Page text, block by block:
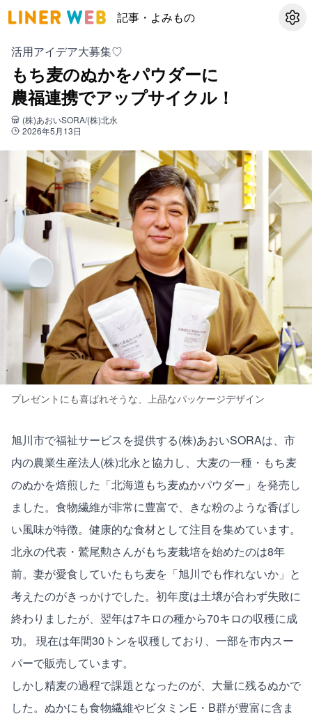
記事・よみもの 設定
活用アイデア大募集♡
もち麦のぬかをパウダーに
農福連携でアップサイクル！
(株)あおいSORA/(株)北永
2026年5月13日
プレゼントにも喜ばれそうな、上品なパッケージデザイン
旭川市で福祉サービスを提供する(株)あおいSORAは、市
内の農業生産法人(株)北永と協力し、大麦の一種・もち麦
のぬかを焙煎した「北海道もち麦ぬかパウダー」を発売し
ました。食物繊維が非常に豊富で、きな粉のような香ばし
い風味が特徴。健康的な食材として注目を集めています。
北永の代表・鷲尾勲さんがもち麦栽培を始めたのは8年
前。妻が愛食していたもち麦を「旭川でも作れないか」と
考えたのがきっかけでした。初年度は土壌が合わず失敗に
終わりましたが、翌年は7キロの種から70キロの収穫に成
功。 現在は年間30トンを収穫しており、一部を市内スー
パーで販売しています。
しかし精麦の過程で課題となったのが、大量に残るぬかで
した。ぬかにも食物繊維やビタミンE・B群が豊富に含ま